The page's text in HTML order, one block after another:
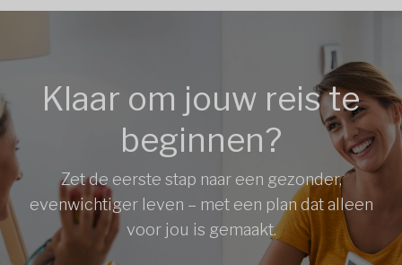
Klaar om jouw reis te
beginnen?
Zet de eerste stap naar een gezonder,
evenwichtiger leven – met een plan dat alleen
voor jou is gemaakt.